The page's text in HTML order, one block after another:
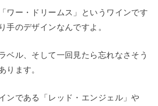
ワー・ドリームス」というワインです
手のデザインなんですよ。
ベル、そして一回見たら忘れなさそう
ります。
ンである「レッド・エンジェル」や